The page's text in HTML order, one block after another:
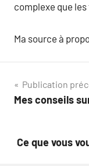
complexe que
Ma source à
de
Publication
Mes conseils
Ce que vous